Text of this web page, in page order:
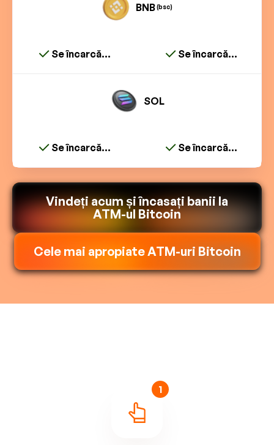
BNB(bsc)
Se încarcă... Se încarcă...
SOL
Se încarcă... Se încarcă...
Vindeți acum și încasați banii la
ATM-ul Bitcoin
Cele mai apropiate ATM-uri Bitcoin
1